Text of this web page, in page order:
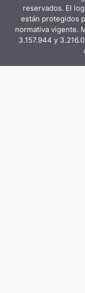
reservados. El
están protegidos
normativa vigente.
3.157.944 y